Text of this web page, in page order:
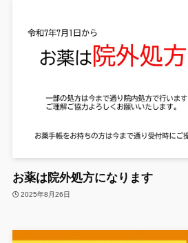
お薬は院外処方になります
2025年8月26日